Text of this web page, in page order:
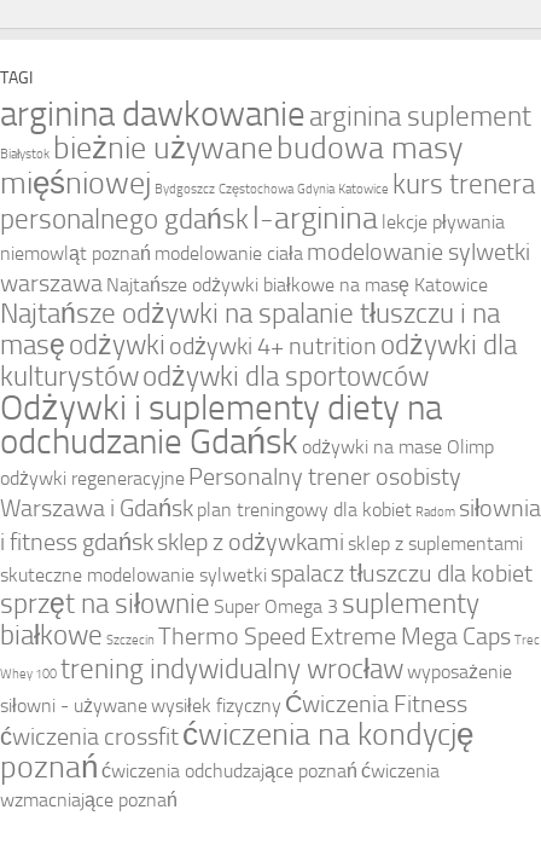
TAGI
arginina dawkowaniearginina suplement
Białystok bieżnie używanebudowa masy
mięśniowej Bydgoszcz Częstochowa Gdynia Katowice kurs trenera
personalnego gdańsk l-arginina lekcje pływania
niemowląt poznań modelowanie ciała modelowanie sylwetki
warszawa Najtańsze odżywki białkowe na masę Katowice
Najtańsze odżywki na spalanie tłuszczu i na
masęodżywki odżywki 4+ nutrition odżywki dla
kulturystówodżywki dla sportowców
Odżywki i suplementy diety na
odchudzanie Gdańsk odżywki na mase Olimp
odżywki regeneracyjne Personalny trener osobisty
Warszawa i Gdańsk plan treningowy dla kobiet Radom siłownia
i fitness gdańsksklep z odżywkami sklep z suplementami
skuteczne modelowanie sylwetki spalacz tłuszczu dla kobiet
sprzęt na siłownie Super Omega 3 suplementy
białkowe Szczecin Thermo Speed Extreme Mega Caps Trec
Whey 100 trening indywidualny wrocławwyposażenie
siłowni - używanewysiłek fizyczny Ćwiczenia Fitness
ćwiczenia crossfitćwiczenia na kondycję
poznań ćwiczenia odchudzające poznań ćwiczenia
wzmacniające poznań